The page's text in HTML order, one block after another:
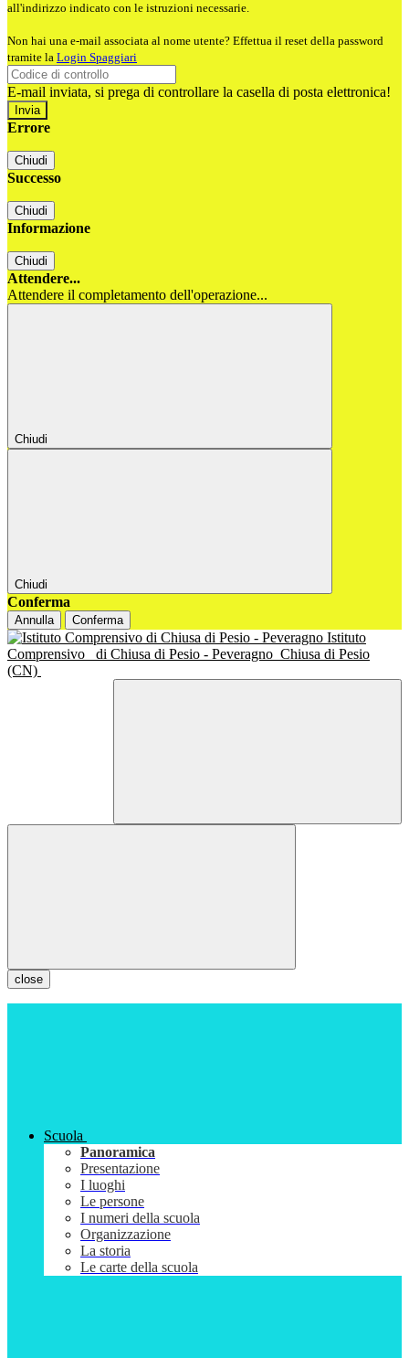
all'indirizzo indicato con le istruzioni necessarie.
Non hai una e-mail associata al nome utente? Effettua il reset della password
tramite la Login Spaggiari
E-mail inviata, si prega di controllare la casella di posta elettronica!
Errore
Chiudi
Successo
Chiudi
Informazione
Chiudi
Attendere...
Attendere il completamento dell'operazione...
Chiudi
Chiudi
Conferma
Annulla Conferma
Istituto
Comprensivo
di Chiusa di Pesio - Peveragno Chiusa di Pesio
(CN)
close
Scuola
Panoramica
Presentazione
I luoghi
Le persone
I numeri della scuola
Organizzazione
La storia
Le carte della scuola